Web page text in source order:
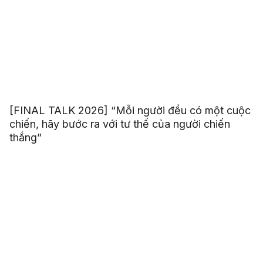
[FINAL TALK 2026] “Mỗi người đều có một cuộc
chiến, hãy bước ra với tư thế của người chiến
thắng”